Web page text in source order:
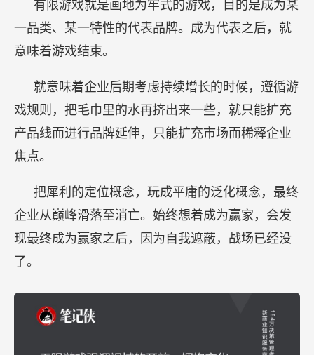
有限游戏就是画地为牢式的游戏，目的是成为某
一品类、某一特性的代表品牌。成为代表之后，就
意味着游戏结束。
就意味着企业后期考虑持续增长的时候，遵循游
戏规则，把毛巾里的水再挤出来一些，就只能扩充
产品线而进行品牌延伸，只能扩充市场而稀释企业
焦点。
把犀利的定位概念，玩成平庸的泛化概念，最终
企业从巅峰滑落至消亡。始终想着成为赢家，会发
现最终成为赢家之后，因为自我遮蔽，战场已经没
了。